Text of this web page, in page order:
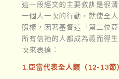
這一段經文的主要教訓是很
一個人一次的行動，就使全
照樣，因著基督這「第二位
所有信祂的人都成為義而得
次來表達：
1.亞當代表全人類（12-13節